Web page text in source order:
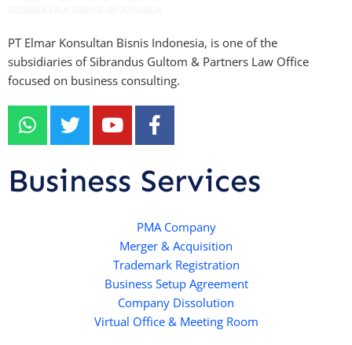
PT Elmar Konsultan Bisnis Indonesia, is one of the
subsidiaries of Sibrandus Gultom & Partners Law Office
focused on business consulting.
W
h
a
t
s
T
w
i
t
t
Y
o
u
t
u
F
a
c
e
b
o
k
-
f
Business Services
PMA Company
Merger & Acquisition
Trademark Registration
Business Setup Agreement
Company Dissolution
Virtual Office & Meeting Room